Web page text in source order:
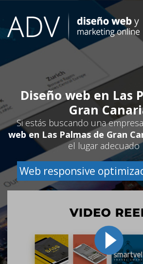
content
Diseño web en Las
Gran
Si estás buscando una
web en Las Palmas de Gran
el lugar adecuado
Web responsive